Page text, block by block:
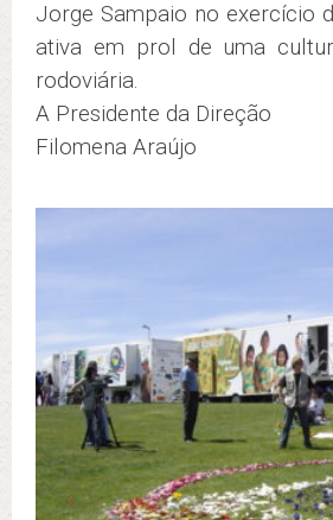
Jorge Sampaio no exercício
ativa em prol de uma
rodoviária.
A Presidente da Direção
Filomena Araújo